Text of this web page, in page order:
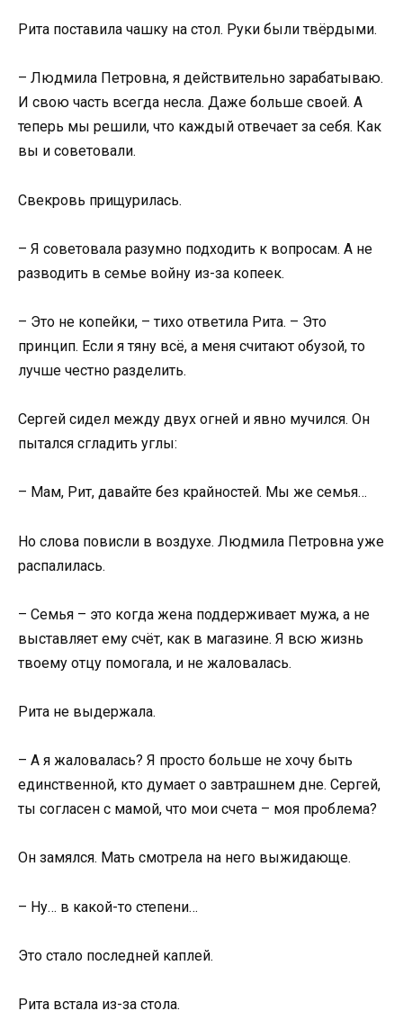
Рита поставила чашку на стол. Руки были твёрдыми.
– Людмила Петровна, я действительно зарабатываю.
И свою часть всегда несла. Даже больше своей. А
теперь мы решили, что каждый отвечает за себя. Как
вы и советовали.
Свекровь прищурилась.
– Я советовала разумно подходить к вопросам. А не
разводить в семье войну из-за копеек.
– Это не копейки, – тихо ответила Рита. – Это
принцип. Если я тяну всё, а меня считают обузой, то
лучше честно разделить.
Сергей сидел между двух огней и явно мучился. Он
пытался сгладить углы:
– Мам, Рит, давайте без крайностей. Мы же семья…
Но слова повисли в воздухе. Людмила Петровна уже
распалилась.
– Семья – это когда жена поддерживает мужа, а не
выставляет ему счёт, как в магазине. Я всю жизнь
твоему отцу помогала, и не жаловалась.
Рита не выдержала.
– А я жаловалась? Я просто больше не хочу быть
единственной, кто думает о завтрашнем дне. Сергей,
ты согласен с мамой, что мои счета – моя проблема?
Он замялся. Мать смотрела на него выжидающе.
– Ну… в какой-то степени…
Это стало последней каплей.
Рита встала из-за стола.